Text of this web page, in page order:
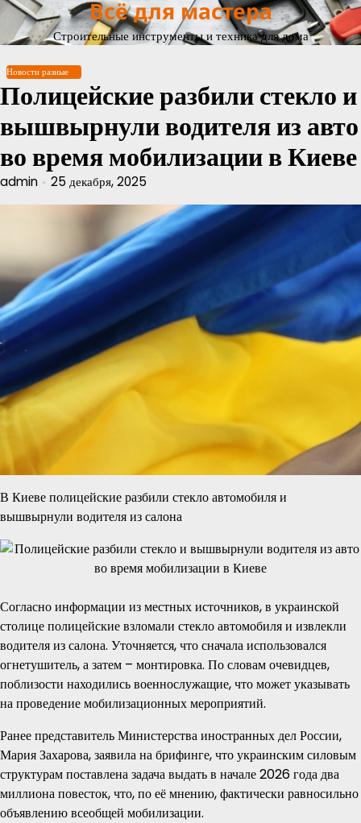
Перейти
содержимому
Всё для мастера
Строительные инструменты и техника для дома
Новости разные
Полицейские разбили стекло и
вышвырнули водителя из авто
во время мобилизации в Киеве
admin 25 декабря, 2025
В Киеве полицейские разбили стекло автомобиля и
вышвырнули водителя из салона
Согласно информации из местных источников, в украинской
столице полицейские взломали стекло автомобиля и извлекли
водителя из салона. Уточняется, что сначала использовался
огнетушитель, а затем – монтировка. По словам очевидцев,
поблизости находились военнослужащие, что может указывать
на проведение мобилизационных мероприятий.
Ранее представитель Министерства иностранных дел России,
Мария Захарова, заявила на брифинге, что украинским силовым
структурам поставлена задача выдать в начале 2026 года два
миллиона повесток, что, по её мнению, фактически равносильно
объявлению всеобщей мобилизации.